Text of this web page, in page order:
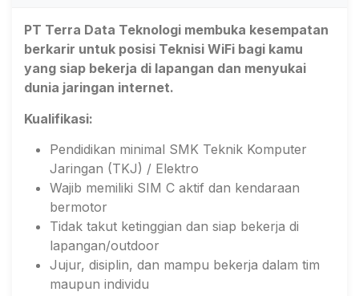
PT Terra Data Teknologi membuka kesempatan
berkarir untuk posisi Teknisi WiFi bagi kamu
yang siap bekerja di lapangan dan menyukai
dunia jaringan internet.
Kualifikasi:
Pendidikan minimal SMK Teknik Komputer
Jaringan (TKJ) / Elektro
Wajib memiliki SIM C aktif dan kendaraan
bermotor
Tidak takut ketinggian dan siap bekerja di
lapangan/outdoor
Jujur, disiplin, dan mampu bekerja dalam tim
maupun individu